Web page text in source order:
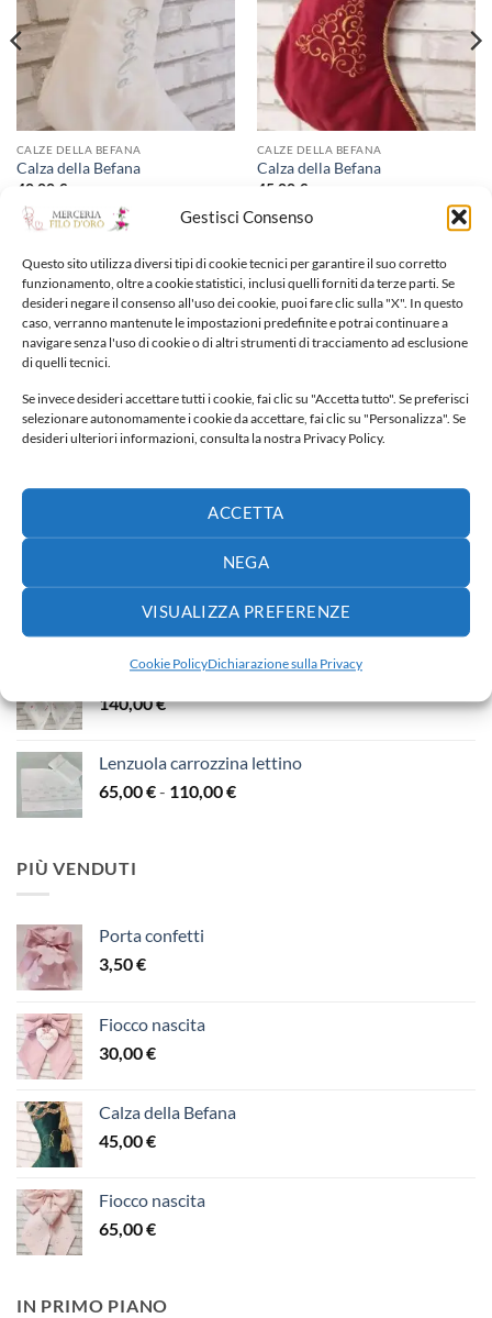
Gestisci Consenso
Questo sito utilizza diversi tipi di cookie tecnici per garantire il suo corretto
funzionamento, oltre a cookie statistici, inclusi quelli forniti da terze parti. Se
desideri negare il consenso all'uso dei cookie, puoi fare clic sulla "X". In questo
caso, verranno mantenute le impostazioni predefinite e potrai continuare a
navigare senza l'uso di cookie o di altri strumenti di tracciamento ad esclusione
di quelli tecnici.
Se invece desideri accettare tutti i cookie, fai clic su "Accetta tutto". Se preferisci
selezionare autonomamente i cookie da accettare, fai clic su "Personalizza". Se
desideri ulteriori informazioni, consulta la nostra Privacy Policy.
ACCETTA
NEGA
VISUALIZZA PREFERENZE
Cookie PolicyDichiarazione sulla Privacy
CALZE DELLA BEFANA
Calza della Befana
40,00 €
desideri
CALZE DELLA BEFANA
Calza della Befana
45,00 €
desideri
NUOVI ARRIVI
Fiocco nascita
65,00€
Fiocco nascita
140,00€
Lenzuola carrozzina lettino
65,00€- 110,00€Fascia
PIÙ VENDUTI
Porta confetti
3,50€
Fiocco nascita
30,00€
Calza della Befana
45,00€
Fiocco nascita
65,00€
IN PRIMO PIANO